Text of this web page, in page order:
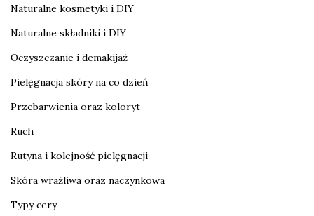
Naturalne kosmetyki i DIY
Naturalne składniki i DIY
Oczyszczanie i demakijaż
Pielęgnacja skóry na co dzień
Przebarwienia oraz koloryt
Ruch
Rutyna i kolejność pielęgnacji
Skóra wrażliwa oraz naczynkowa
Typy cery